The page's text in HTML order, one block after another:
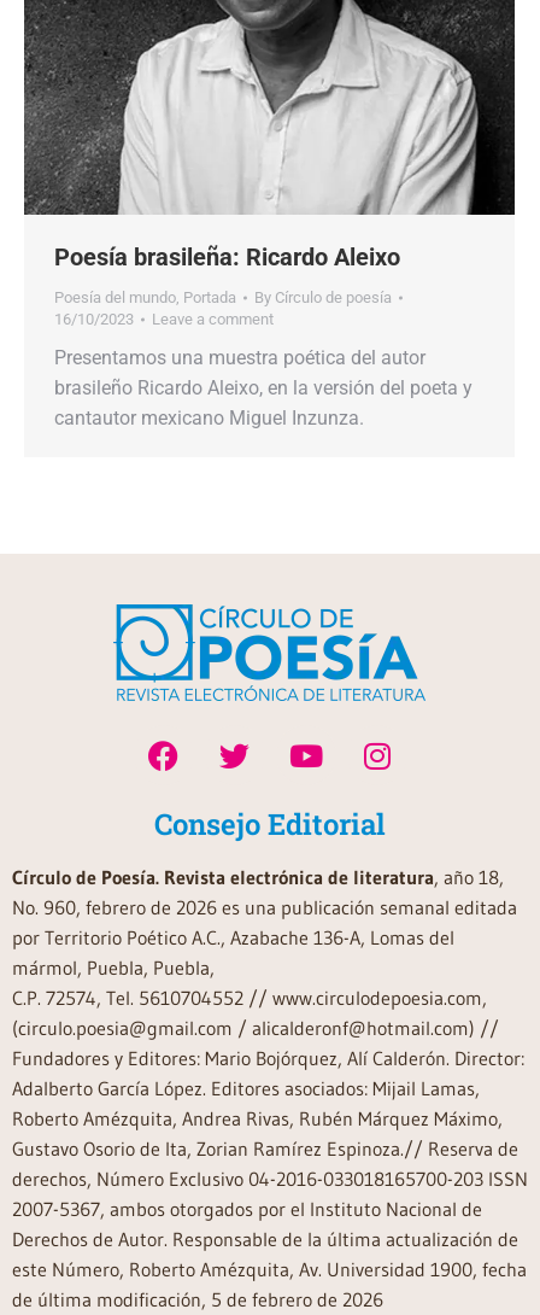
Poesía brasileña: Ricardo Aleixo
Poesía del mundo, Portada By Círculo de poesía
16/10/2023
Leave a comment
Presentamos una muestra poética del autor
brasileño Ricardo Aleixo, en la versión del poeta y
cantautor mexicano Miguel Inzunza.
Consejo Editorial
Círculo de Poesía. Revista electrónica de literatura, año 18,
No. 960, febrero de 2026 es una publicación semanal editada
por Territorio Poético A.C., Azabache 136-A, Lomas del
mármol, Puebla, Puebla,
C.P. 72574, Tel. 5610704552 // www.circulodepoesia.com,
(circulo.poesia@gmail.com / alicalderonf@hotmail.com) //
Fundadores y Editores: Mario Bojórquez, Alí Calderón. Director:
Adalberto García López. Editores asociados: Mijail Lamas,
Roberto Amézquita, Andrea Rivas, Rubén Márquez Máximo,
Gustavo Osorio de Ita, Zorian Ramírez Espinoza.// Reserva de
derechos, Número Exclusivo 04-2016-033018165700-203 ISSN
2007-5367, ambos otorgados por el Instituto Nacional de
Derechos de Autor. Responsable de la última actualización de
este Número, Roberto Amézquita, Av. Universidad 1900, fecha
de última modificación, 5 de febrero de 2026